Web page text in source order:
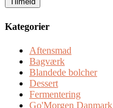
Kategorier
Aftensmad
Bagværk
Blandede bolcher
Dessert
Fermentering
Go'Morgen Danmark